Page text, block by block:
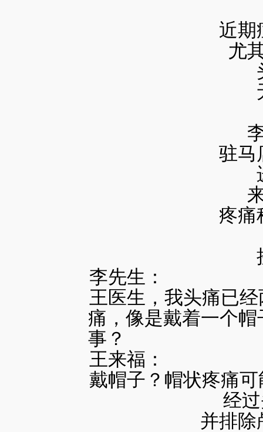
近期
尤
驻马
疼痛
李先生：
王医生，我头痛已
痛，像是戴着一个
事？
王来福：
戴帽子？帽状疼痛
经
并排除